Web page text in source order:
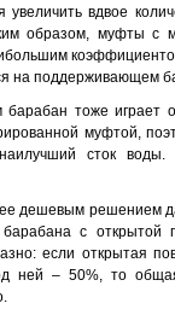
увеличить вдвое
образом, муфты с
на поддерживающем
барабан тоже играет
муфтой,
наилучший сток
дешевым решением
барабана с
если открытая
ней – 50%, то